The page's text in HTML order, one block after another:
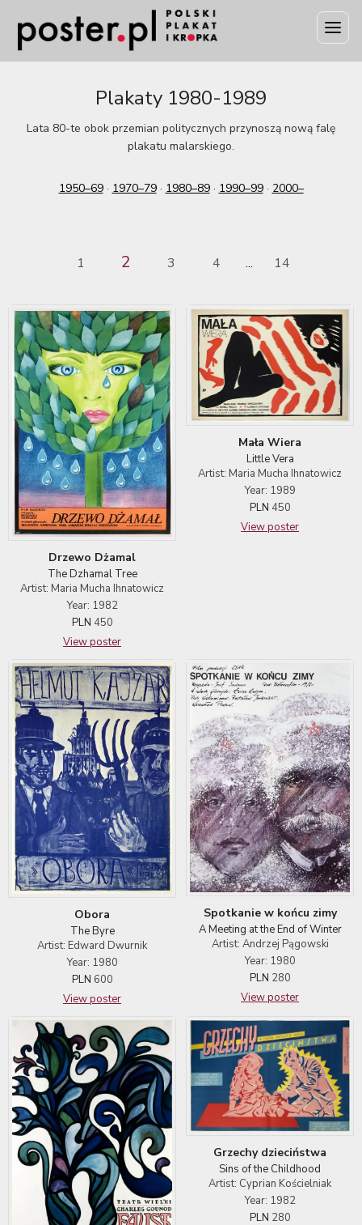
Plakaty 1980-1989
Lata 80-te obok przemian politycznych przynoszą nową falę
plakatu malarskiego.
1950–69· 1970–79· 1980–89· 1990–99· 2000–
1 2 3 4 ... 14
Drzewo Dżamal
The Dzhamal Tree
Artist: Maria Mucha Ihnatowicz
Year: 1982
PLN 450
View poster
Mała Wiera
Little Vera
Artist: Maria Mucha Ihnatowicz
Year: 1989
PLN 450
View poster
Obora
The Byre
Artist: Edward Dwurnik
Year: 1980
PLN 600
View poster
Spotkanie w końcu zimy
A Meeting at the End of Winter
Artist: Andrzej Pągowski
Year: 1980
PLN 280
View poster
Grzechy dzieciństwa
Sins of the Childhood
Artist: Cyprian Kościelniak
Year: 1982
PLN 280